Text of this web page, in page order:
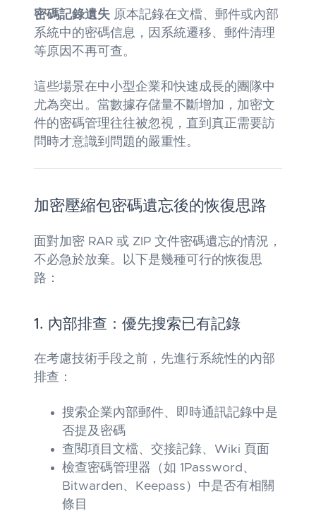
密碼記錄遺失 原本記錄在文檔、郵件或內部
系統中的密碼信息，因系統遷移、郵件清理
等原因不再可查。
這些場景在中小型企業和快速成長的團隊中
尤為突出。當數據存儲量不斷增加，加密文
件的密碼管理往往被忽視，直到真正需要訪
問時才意識到問題的嚴重性。
加密壓縮包密碼遺忘後的恢復思路
面對加密 RAR 或 ZIP 文件密碼遺忘的情況，
不必急於放棄。以下是幾種可行的恢復思
路：
1. 內部排查：優先搜索已有記錄
在考慮技術手段之前，先進行系統性的內部
排查：
搜索企業內部郵件、即時通訊記錄中是
否提及密碼
查閱項目文檔、交接記錄、Wiki 頁面
檢查密碼管理器（如 1Password、
Bitwarden、Keepass）中是否有相關
條目